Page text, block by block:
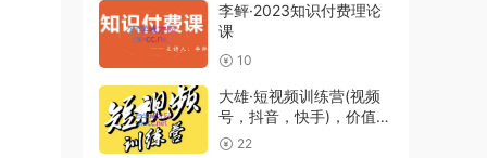
李鲆·2023知识付费理论
课
10
大雄·短视频训练营(视频
号，抖音，快手)，价值
4980元
22